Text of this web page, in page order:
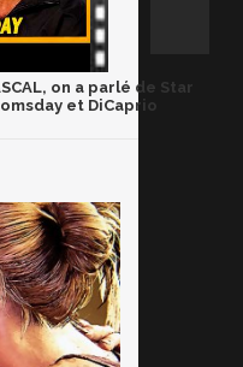
on a parlé de Star
et DiCaprio